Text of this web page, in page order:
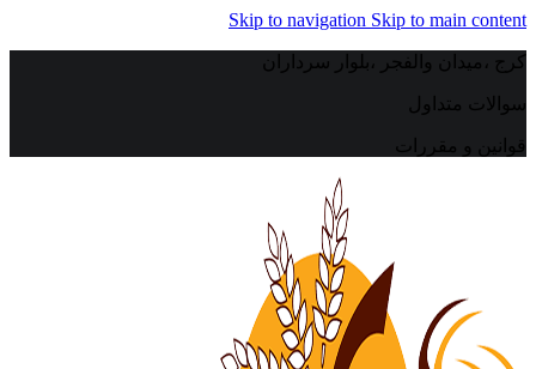
Skip to navigation Skip to main content
کرج ،میدان والفجر ،بلوار سرداران
سوالات متداول
قوانین و مقررات